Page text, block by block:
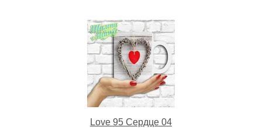
Love 95 Сердце 04